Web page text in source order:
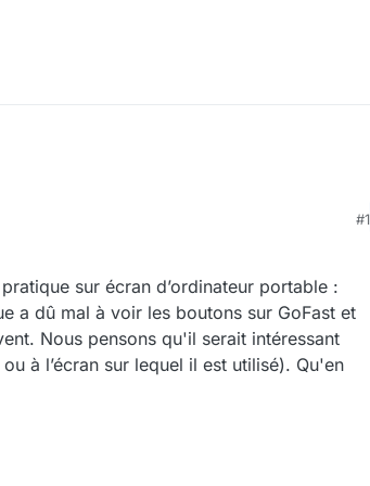
#1
sur écran d’ordinateur portable :
a dû mal à voir les boutons sur GoFast et
Nous pensons qu'il serait intéressant
à l’écran sur lequel il est utilisé). Qu'en